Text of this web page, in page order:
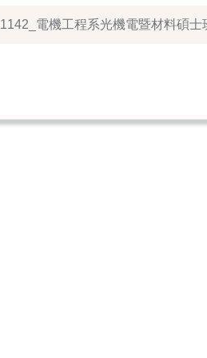
1142_電機工程系光機電暨材料碩